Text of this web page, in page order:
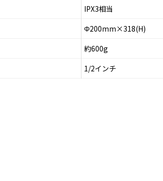
IPX3相当
Φ200mm×318(H)
約600g
1/2インチ